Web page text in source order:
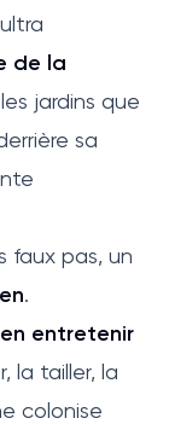
de la
jardins que
sa
faux pas, un
.
entretenir
la tailler, la
colonise